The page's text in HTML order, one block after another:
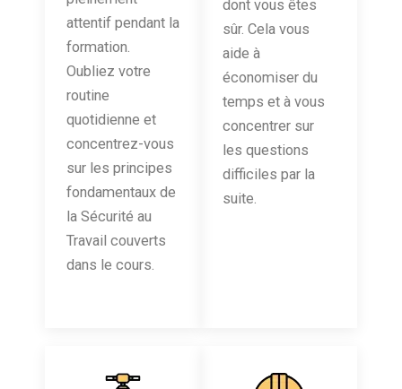
attentif pendant la
formation.
Oubliez votre
routine
quotidienne et
concentrez-vous
sur les principes
fondamentaux de
la Sécurité au
Travail couverts
dans le cours.
dont vous êtes
sûr. Cela vous
aide à
économiser du
temps et à vous
concentrer sur
les questions
difficiles par la
suite.